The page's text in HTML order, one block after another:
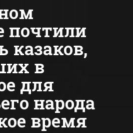
почтили
казаков,
в
для
народа
время